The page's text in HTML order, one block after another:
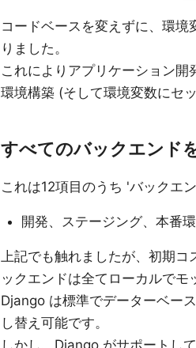
コードベースを変えずに、環
りました。
これによりアプリケーション
環境構築 (そして環境変数にセ
すべてのバックエンド
これは12項目のうち 'バックエ
開発、ステージング、本番
上記でも触れましたが、初期
ックエンドは全てローカルでモ
Django は標準でデーターベー
し替え可能です。
しかし、Django がサポートし